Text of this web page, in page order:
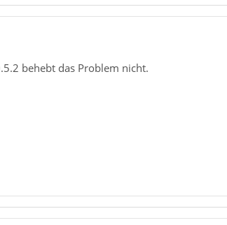
behebt das Problem nicht.